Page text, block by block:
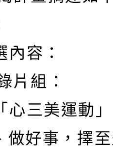
容：
組：
三美運動」
做好事，擇